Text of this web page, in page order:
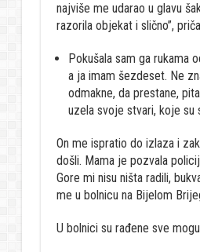
najviše me udarao u glavu
razorila objekat i slično”,
Pokušala sam ga rukama
a ja imam šezdeset. Ne
odmakne, da prestane,
uzela svoje stvari, koje su
On me ispratio do izlaza i
došli. Mama je pozvala
Gore mi nisu ništa radili,
me u bolnicu na Bijelom
U bolnici su rađene sve